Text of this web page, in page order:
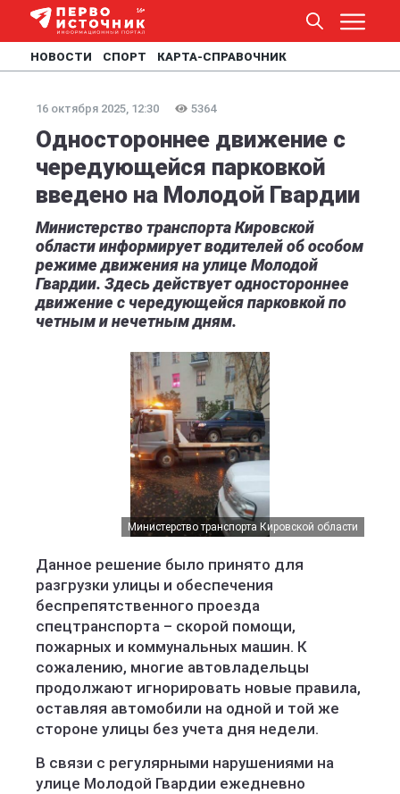
НОВОСТИ СПОРТ КАРТА-СПРАВОЧНИК
16 октября 2025, 12:30 5364
Одностороннее движение с
чередующейся парковкой
введено на Молодой Гвардии
Министерство транспорта Кировской
области информирует водителей об особом
режиме движения на улице Молодой
Гвардии. Здесь действует одностороннее
движение с чередующейся парковкой по
четным и нечетным дням.
Министерство транспорта Кировской области
Данное решение было принято для
разгрузки улицы и обеспечения
беспрепятственного проезда
спецтранспорта – скорой помощи,
пожарных и коммунальных машин. К
сожалению, многие автовладельцы
продолжают игнорировать новые правила,
оставляя автомобили на одной и той же
стороне улицы без учета дня недели.
В связи с регулярными нарушениями на
улице Молодой Гвардии ежедневно